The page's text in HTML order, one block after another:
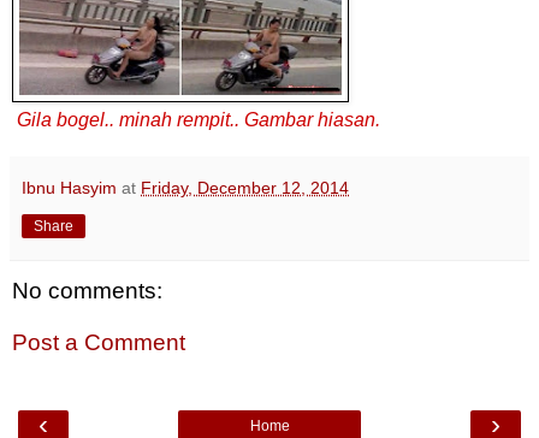
Gila bogel.. minah rempit.. Gambar hiasan.
Ibnu Hasyim at Friday, December 12, 2014
Share
No comments:
Post a Comment
‹ ›
Home